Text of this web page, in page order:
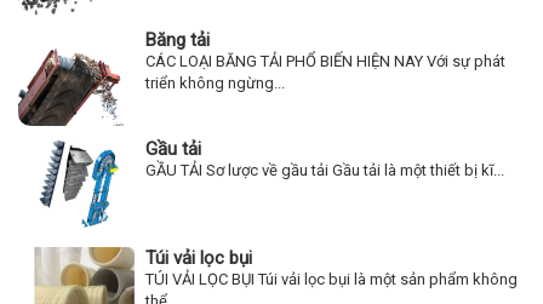
Băng tải
CÁC LOẠI BĂNG TẢI PHỔ BIẾN HIỆN NAY Với sự phát
triển không ngừng...
Gầu tải
GẦU TẢI Sơ lược về gầu tải Gầu tải là một thiết bị kĩ...
Túi vải lọc bụi
TÚI VẢI LỌC BỤI Túi vải lọc bụi là một sản phẩm không